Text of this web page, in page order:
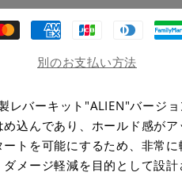
別のお支払い方法
レバーキット"ALIEN"バージ
込んであり、ホールド感がア
トを可能にするため、非常
メージ軽減を目的として設計